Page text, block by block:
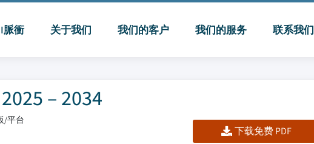
脈衝 关于我们 我们的客户 我们的服务 联系我们
– 2034
/平台
下载免费 PDF